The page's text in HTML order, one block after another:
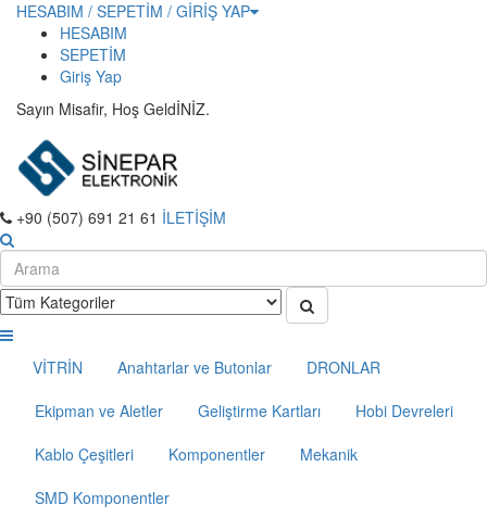
HESABIM / SEPETİM / GİRİŞ YAP
HESABIM
SEPETİM
Giriş Yap
Sayın Misafir, Hoş GeldİNİZ.
+90 (507) 691 21 61 İLETİŞİM
VİTRİN Anahtarlar ve Butonlar
DRONLAR
Ekipman ve Aletler
Geliştirme Kartları
Hobi Devreleri
Kablo Çeşitleri
Komponentler
Mekanik
SMD Komponentler